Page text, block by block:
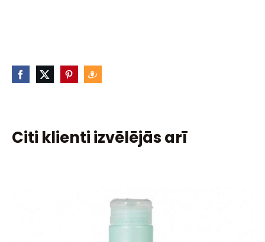
Citi klienti izvēlējās arī